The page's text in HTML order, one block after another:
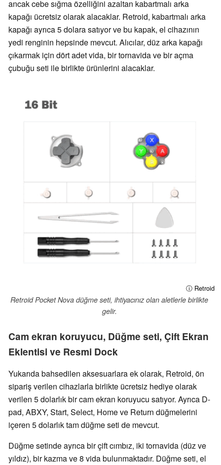
ancak cebe sığma özelliğini azaltan kabartmalı arka
kapağı ücretsiz olarak alacaklar. Retroid, kabartmalı arka
kapağı ayrıca 5 dolara satıyor ve bu kapak, el cihazının
yedi renginin hepsinde mevcut. Alıcılar, düz arka kapağı
çıkarmak için dört adet vida, bir tornavida ve bir açma
çubuğu seti ile birlikte ürünlerini alacaklar.
ⓘ Retroid
Retroid Pocket Nova düğme seti, ihtiyacınız olan aletlerle birlikte
gelir.
Cam ekran koruyucu, Düğme seti, Çift Ekran
Eklentisi ve Resmi Dock
Yukarıda bahsedilen aksesuarlara ek olarak, Retroid, ön
sipariş verilen cihazlarla birlikte ücretsiz hediye olarak
verilen 5 dolarlık bir cam ekran koruyucu satıyor. Ayrıca D-
pad, ABXY, Start, Select, Home ve Return düğmelerini
içeren 5 dolarlık tam düğme seti de mevcut.
Düğme setinde ayrıca bir çift cımbız, iki tornavida (düz ve
yıldız), bir kazma ve 8 vida bulunmaktadır. Düğme seti, el